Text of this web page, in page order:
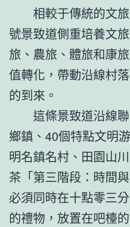
相較于傳統的文
號景致道側重培養文
旅、農旅、體旅和康
值轉化，帶動沿線村
的到來。
這條景致道沿線
鄉鎮、40個特點文明
明名鎮名村、田園山
茶「第三階段：時間
必須同時在十點零三
的禮物，放置在吧檯